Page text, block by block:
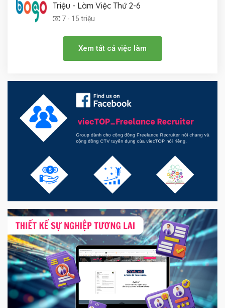
Triệu - Làm Việc Thứ 2-6
7 - 15 triệu
Xem tất cả việc làm